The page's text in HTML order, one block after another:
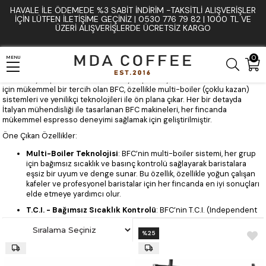
HAVALE İLE ÖDEMEDE %3 SABIT İNDIRIM -TAKSITLI ALIŞVERIŞLER
İÇIN LÜTFEN ILETIŞIME GEÇINIZ | 0530 776 79 82 | 1000 TL VE
ÜZERI ALIŞVERIŞLERDE ÜCRETSIZ KARGO
0
MENU
Anasayfa Bfc avıator
BFC Espresso Makineleri: Üst Segment Espresso Deneyimi
Espresso tutkunları için en yüksek kaliteyi ve performansı sunan BFC,
dünya çapında önde gelen İtalyan espresso makinesi üreticilerindendir.
için mükemmel bir tercih olan BFC, özellikle multi-boiler (çoklu kazan)
sistemleri ve yenilikçi teknolojileri ile ön plana çıkar. Her bir detayda
İtalyan mühendisliği ile tasarlanan BFC makineleri, her fincanda
mükemmel espresso deneyimi sağlamak için geliştirilmiştir.
Öne Çıkan Özellikler:
Multi-Boiler Teknolojisi: BFC’nin multi-boiler sistemi, her grup
için bağımsız sıcaklık ve basınç kontrolü sağlayarak baristalara
eşsiz bir uyum ve denge sunar. Bu özellik, özellikle yoğun çalışan
kafeler ve profesyonel baristalar için her fincanda en iyi sonuçları
elde etmeye yardımcı olur.
T.C.I. - Bağımsız Sıcaklık Kontrolü: BFC’nin T.C.I. (Independent
için su sıcaklığını hassas bir şekilde yönetmek mümkün. Bu özellik,
espresso ekstraksiyonunda istikrarlı lezzet ve sıcaklık sağlamak
için büyük önem taşır ve profesyonel kullanıcılara yüksek
%25